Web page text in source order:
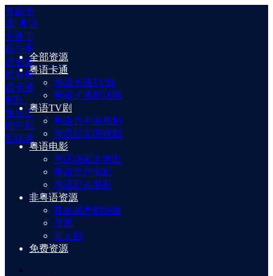
粤语卡
通| 粤语
卡通下
载与高
清资源
经典粤
语卡通
剧集、
角色介
绍与观
影体验
全部资源
粤语卡通
粤语卡通TV版
粤语卡通剧场版
粤语TV剧
粤语原声电视剧
粤语配音电视剧
粤语电影
粤语动画大电影
粤语原声电影
粤语配音电影
非粤语资源
其他原声剧场版
漫画
真人剧
免费资源